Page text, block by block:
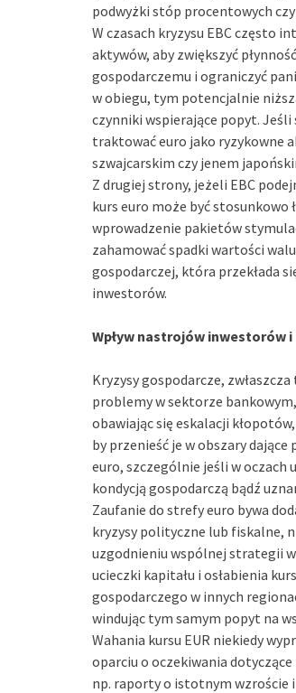
podwyżki stóp procentowych
W czasach kryzysu EBC często
aktywów, aby zwiększyć
gospodarczemu i ograniczyć
w obiegu, tym potencjalnie
czynniki wspierające popyt.
traktować euro jako ryzykowne
szwajcarskim czy jenem
Z drugiej strony, jeżeli EBC
kurs euro może być
wprowadzenie pakietów
zahamować spadki wartości
gospodarczej, która przekłada
inwestorów.
Wpływ nastrojów inwestorów
Kryzysy gospodarcze,
problemy w sektorze
obawiając się eskalacji
by przenieść je w obszary
euro, szczególnie jeśli w
kondycją gospodarczą bądź
Zaufanie do strefy euro bywa
kryzysy polityczne lub fiskalne,
uzgodnieniu wspólnej strategii
ucieczki kapitału i osłabienia
gospodarczego w innych
windując tym samym popyt na
Wahania kursu EUR niekiedy
oparciu o oczekiwania
np. raporty o istotnym wzroście